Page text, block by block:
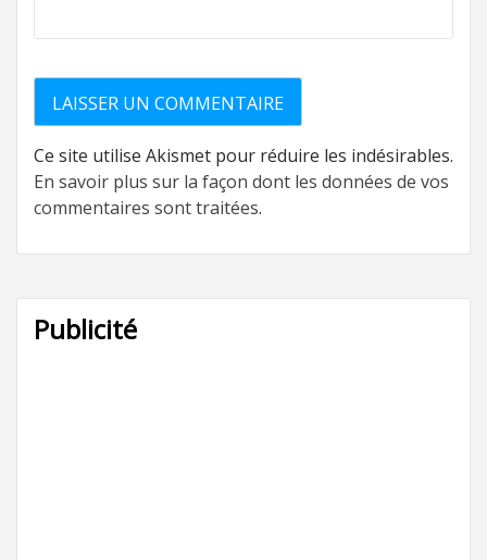
Ce site utilise Akismet pour réduire les indésirables.
En savoir plus sur la façon dont les données de vos
commentaires sont traitées.
Publicité